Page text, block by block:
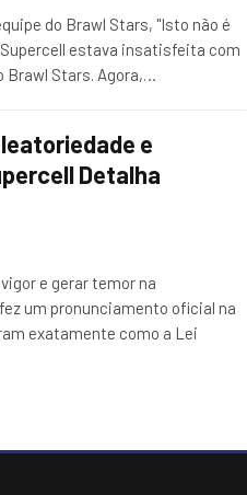
do Brawl Stars, "Isto não é
estava insatisfeita com
Brawl Stars. Agora,…
e
Detalha
e gerar temor na
um pronunciamento oficial na
exatamente como a Lei